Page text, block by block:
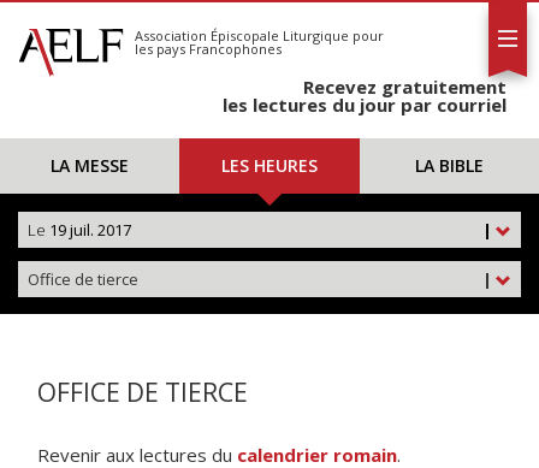
S'abonner
Calendrier
Association Épiscopale Liturgique pour
les pays Francophones
Recevez gratuitement
les lectures du jour par courriel
LA MESSE LES HEURES LA BIBLE
|
Le 19 juil. 2017
|
Office de tierce
OFFICE DE TIERCE
Revenir aux lectures du calendrier romain.